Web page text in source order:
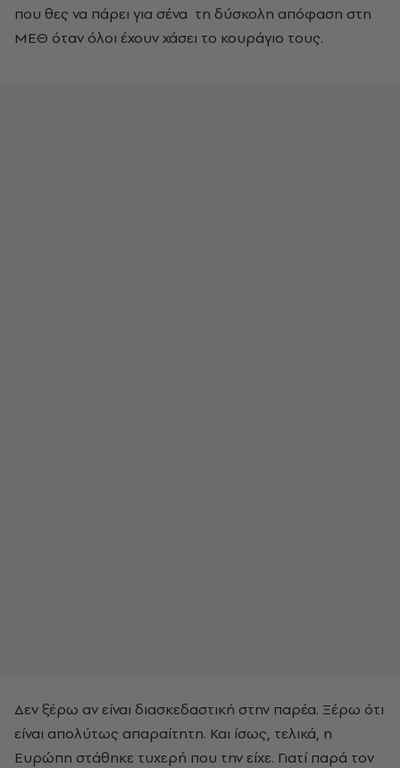
που θες να πάρει για σένα τη δύσκολη απόφαση στη
ΜΕΘ όταν όλοι έχουν χάσει το κουράγιο τους.
Δεν ξέρω αν είναι διασκεδαστική στην παρέα. Ξέρω ότι
είναι απολύτως απαραίτητη. Και ίσως, τελικά, η
Ευρώπη στάθηκε τυχερή που την είχε. Γιατί παρά τον